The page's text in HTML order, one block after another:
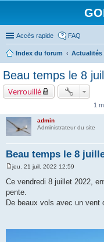
Accès rapide FAQ
Index du forum Actualités
Beau temps le 8
Verrouillé
1
admin
Administrateur du site
Beau temps le 8
M
s
s
g
jeu. 21 juil. 2022 12:59
Ce vendredi 8 juillet 2022,
pente.
De beaux vols avec un vent